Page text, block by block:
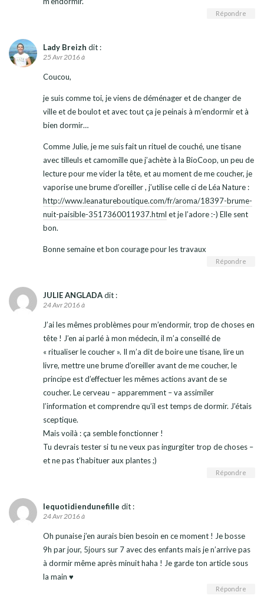
Répondre
Lady Breizh dit :
25 Avr 2016 à
Coucou,
je suis comme toi, je viens de déménager et de changer de
ville et de boulot et avec tout ça je peinais à m’endormir et à
bien dormir…
Comme Julie, je me suis fait un rituel de couché, une tisane
avec tilleuls et camomille que j’achète à la BioCoop, un peu de
lecture pour me vider la tête, et au moment de me coucher, je
vaporise une brume d’oreiller , j’utilise celle ci de Léa Nature :
http://www.leanatureboutique.com/fr/aroma/18397-brume-
nuit-paisible-3517360011937.html et je l’adore :-) Elle sent
bon.
Bonne semaine et bon courage pour les travaux
Répondre
JULIE ANGLADAdit :
24 Avr 2016 à
J’ai les mêmes problèmes pour m’endormir, trop de choses en
tête ! J’en ai parlé à mon médecin, il m’a conseillé de
« ritualiser le coucher ». Il m’a dit de boire une tisane, lire un
livre, mettre une brume d’oreiller avant de me coucher, le
principe est d’effectuer les mêmes actions avant de se
coucher. Le cerveau – apparemment – va assimiler
l’information et comprendre qu’il est temps de dormir. J’étais
sceptique.
Mais voilà : ça semble fonctionner !
Tu devrais tester si tu ne veux pas ingurgiter trop de choses –
et ne pas t’habituer aux plantes ;)
Répondre
lequotidiendunefille dit :
24 Avr 2016 à
Oh punaise j’en aurais bien besoin en ce moment ! Je bosse
9h par jour, 5jours sur 7 avec des enfants mais je n’arrive pas
à dormir même après minuit haha ! Je garde ton article sous
la main ♥
Répondre